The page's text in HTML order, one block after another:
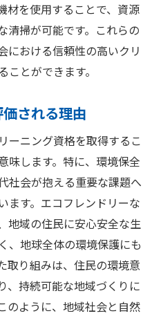
材を使用することで、資源
清掃が可能です。これらの
における信頼性の高いクリ
とができます。
される理由
ーニング資格を取得するこ
味します。特に、環境保全
社会が抱える重要な課題へ
ます。エコフレンドリーな
地域の住民に安心安全な生
、地球全体の環境保護にも
取り組みは、住民の環境意
、持続可能な地域づくりに
のように、地域社会と自然